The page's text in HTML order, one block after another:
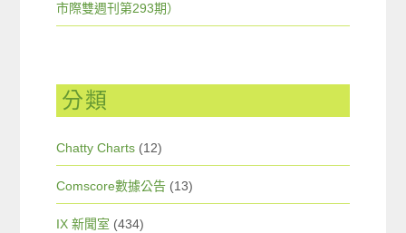
市際雙週刊第293期）
分類
Chatty Charts (12)
Comscore數據公告 (13)
IX 新聞室 (434)